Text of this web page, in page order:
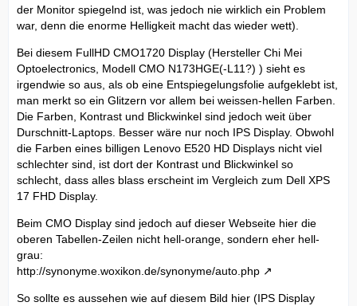
der Monitor spiegelnd ist, was jedoch nie wirklich ein Problem
war, denn die enorme Helligkeit macht das wieder wett).
Bei diesem FullHD CMO1720 Display (Hersteller Chi Mei
Optoelectronics, Modell CMO N173HGE(-L11?) ) sieht es
irgendwie so aus, als ob eine Entspiegelungsfolie aufgeklebt ist,
man merkt so ein Glitzern vor allem bei weissen-hellen Farben.
Die Farben, Kontrast und Blickwinkel sind jedoch weit über
Durschnitt-Laptops. Besser wäre nur noch IPS Display. Obwohl
die Farben eines billigen Lenovo E520 HD Displays nicht viel
schlechter sind, ist dort der Kontrast und Blickwinkel so
schlecht, dass alles blass erscheint im Vergleich zum Dell XPS
17 FHD Display.
Beim CMO Display sind jedoch auf dieser Webseite hier die
oberen Tabellen-Zeilen nicht hell-orange, sondern eher hell-
grau:
http://synonyme.woxikon.de/synonyme/auto.php
So sollte es aussehen wie auf diesem Bild hier (IPS Display